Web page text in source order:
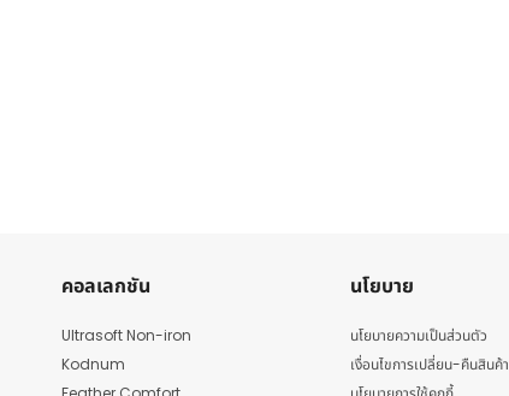
คอลเลกชัน
Ultrasoft Non-iron
Kodnum
นโยบาย
นโยบายความเป็นส่วนตัว
เงื่อนไขการเปลี่ยน-คืนสินค้า